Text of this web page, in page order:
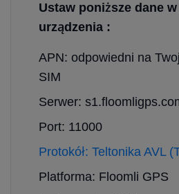
Ustaw poniższe dane
urządzenia :
APN: odpowiedni na
SIM
Serwer:
Port: 11000
Protokół: Teltonika AVL
Platforma: Floomli GPS